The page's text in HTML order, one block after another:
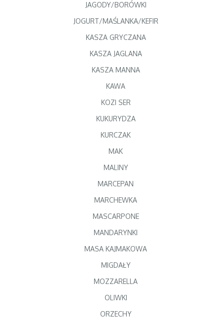
JAGODY/BORÓWKI
JOGURT/MAŚLANKA/KEFIR
KASZA GRYCZANA
KASZA JAGLANA
KASZA MANNA
KAWA
KOZI SER
KUKURYDZA
KURCZAK
MAK
MALINY
MARCEPAN
MARCHEWKA
MASCARPONE
MANDARYNKI
MASA KAJMAKOWA
MIGDAŁY
MOZZARELLA
OLIWKI
ORZECHY